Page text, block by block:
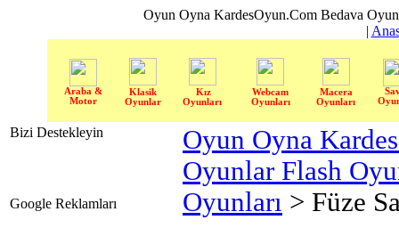
Oyun Oyna KardesOyun.Com Bedava
|
Araba &
Motor
Klasik
Oyunlar
Kız
Oyunları
Webcam
Oyunları
Macera
Oyunları
Bizi Destekleyin
Google Reklamları
Oyun Oyna
Oyunlar Flash
Oyunları > Füze